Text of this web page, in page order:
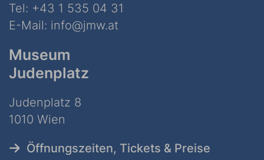
Tel: +43 1 535 04 31
E-Mail: info@jmw.at
Museum
Judenplatz
Judenplatz 8
1010 Wien
Öffnungszeiten, Tickets & Preise